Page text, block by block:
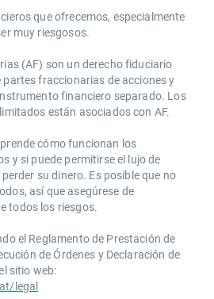
que ofrecemos, especialmente
muy riesgosos.
(AF) son un derecho fiduciario
fraccionarias de acciones y
financiero separado. Los
están asociados con AF.
cómo funcionan los
y si puede permitirse el lujo de
su dinero. Es posible que no
así que asegúrese de
todos los riesgos.
el Reglamento de Prestación de
de Órdenes y Declaración de
sitio web:
legal